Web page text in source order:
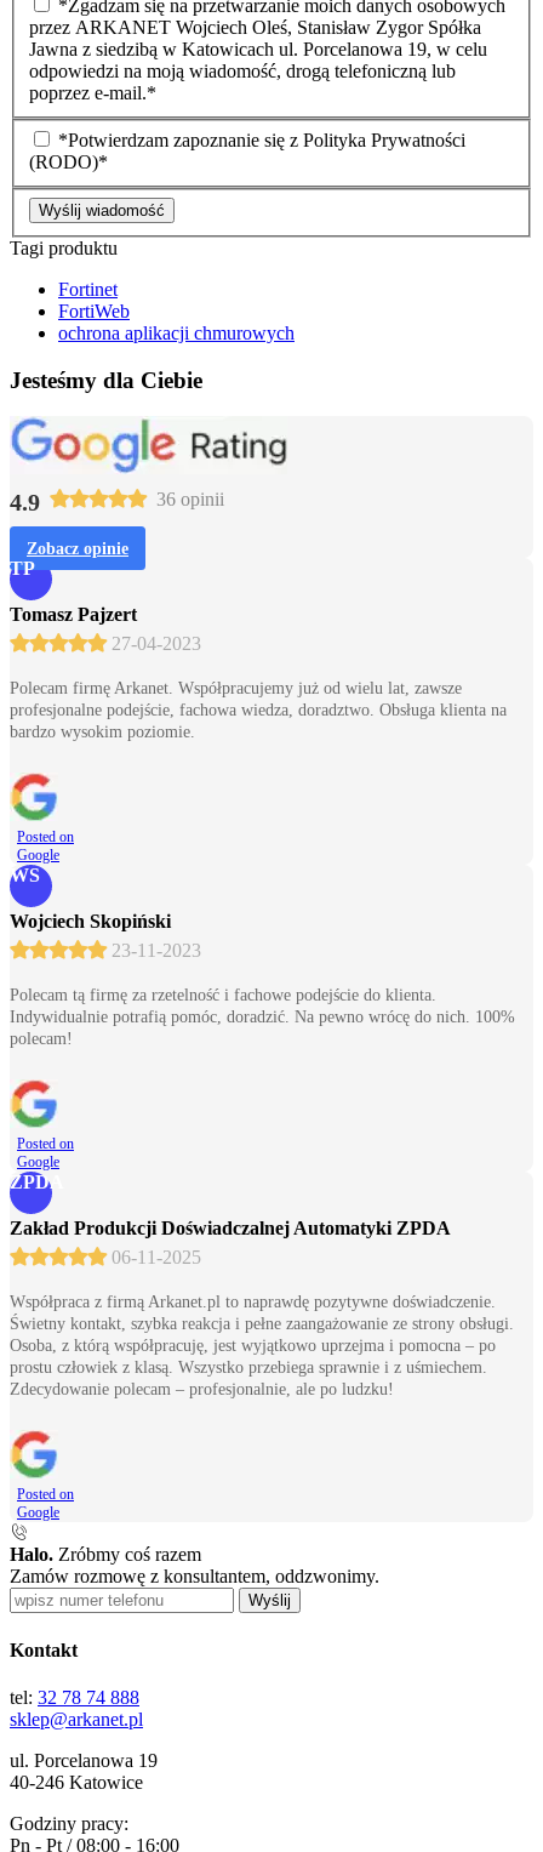
*Zgadzam się na przetwarzanie moich danych osobowych
przez ARKANET Wojciech Oleś, Stanisław Zygor Spółka
Jawna z siedzibą w Katowicach ul. Porcelanowa 19, w celu
odpowiedzi na moją wiadomość, drogą telefoniczną lub
poprzez e-mail.*
*Potwierdzam zapoznanie się z Polityka Prywatności
(RODO)*
Wyślij wiadomość
Tagi produktu
Fortinet
FortiWeb
ochrona aplikacji chmurowych
Jesteśmy dla Ciebie
4.9 36 opinii
Zobacz opinie
TP
Tomasz Pajzert
27-04-2023
Polecam firmę Arkanet. Współpracujemy już od wielu lat, zawsze
profesjonalne podejście, fachowa wiedza, doradztwo. Obsługa klienta na
bardzo wysokim poziomie.
Posted on
Google
WS
Wojciech Skopiński
23-11-2023
Polecam tą firmę za rzetelność i fachowe podejście do klienta.
Indywidualnie potrafią pomóc, doradzić. Na pewno wrócę do nich. 100%
polecam!
Posted on
Google
ZPDA
Zakład Produkcji Doświadczalnej Automatyki ZPDA
06-11-2025
Współpraca z firmą Arkanet.pl to naprawdę pozytywne doświadczenie.
Świetny kontakt, szybka reakcja i pełne zaangażowanie ze strony obsługi.
Osoba, z którą współpracuję, jest wyjątkowo uprzejma i pomocna – po
prostu człowiek z klasą. Wszystko przebiega sprawnie i z uśmiechem.
Zdecydowanie polecam – profesjonalnie, ale po ludzku!
Posted on
Google
Halo. Zróbmy coś razem
Zamów rozmowę z konsultantem, oddzwonimy.
Wyślij
Kontakt
tel: 32 78 74 888
sklep@arkanet.pl
ul. Porcelanowa 19
40-246 Katowice
Godziny pracy:
Pn - Pt / 08:00 - 16:00